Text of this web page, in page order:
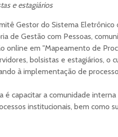
e estagiários
Gestor do Sistema Eletrônico
de Gestão com Pessoas,
online em "Mapeamento de
bolsistas e estagiários, o
à implementação de
é capacitar a comunidade interna
institucionais, bem como